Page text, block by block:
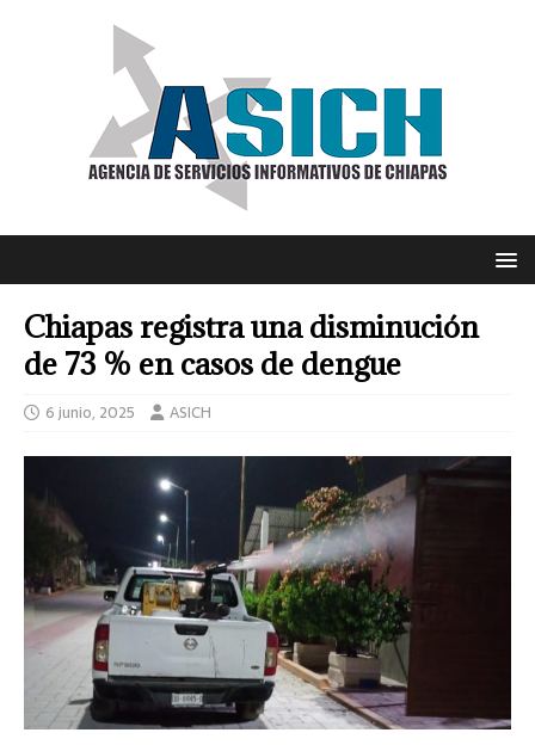
Chiapas registra una disminución
de 73 % en casos de dengue
6 junio, 2025 ASICH